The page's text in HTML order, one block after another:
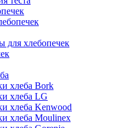
для хлебопечек
хлеба Bork
хлеба LG
хлеба Kenwood
хлеба Moulinex